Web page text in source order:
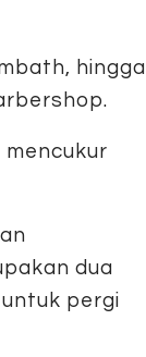
hingga
dua
pergi